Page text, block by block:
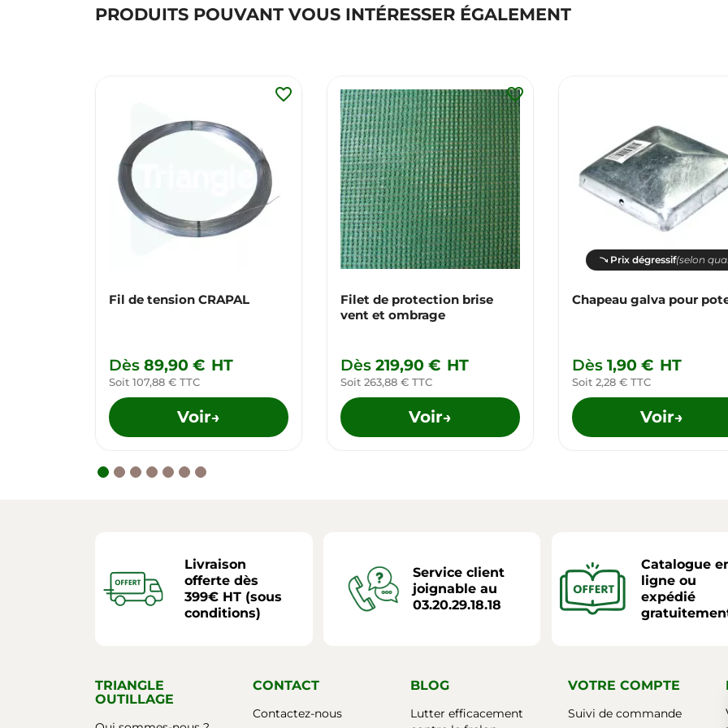
PRODUITS POUVANT VOUS INTÉRESSER ÉGALEMENT
Fil de tension CRAPAL
Dès 89,90 € HT
Soit 107,88 € TTC
Voir→
favorite_border
Filet de protection brise
vent et ombrage
Dès 219,90 € HT
Soit 263,88 € TTC
Voir→
favorite_border
Prix dégressif(selon
Chapeau galva pour
Dès 1,90 € HT
Soit 2,28 € TTC
Voir→
Livraison
offerte dès
399€ HT (sous
conditions)
Service client
joignable au
03.20.29.18.18
Catalogue
ligne ou
expédié
TRIANGLE
OUTILLAGE
CONTACT
Contactez-nous
BLOG
Lutter efficacement
VOTRE COMPTE
Suivi de commande